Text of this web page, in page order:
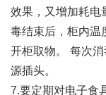
效果，又增加耗电
毒结束后，柜内温
开柜取物。 每次
源插头。
7.要定期对电子食